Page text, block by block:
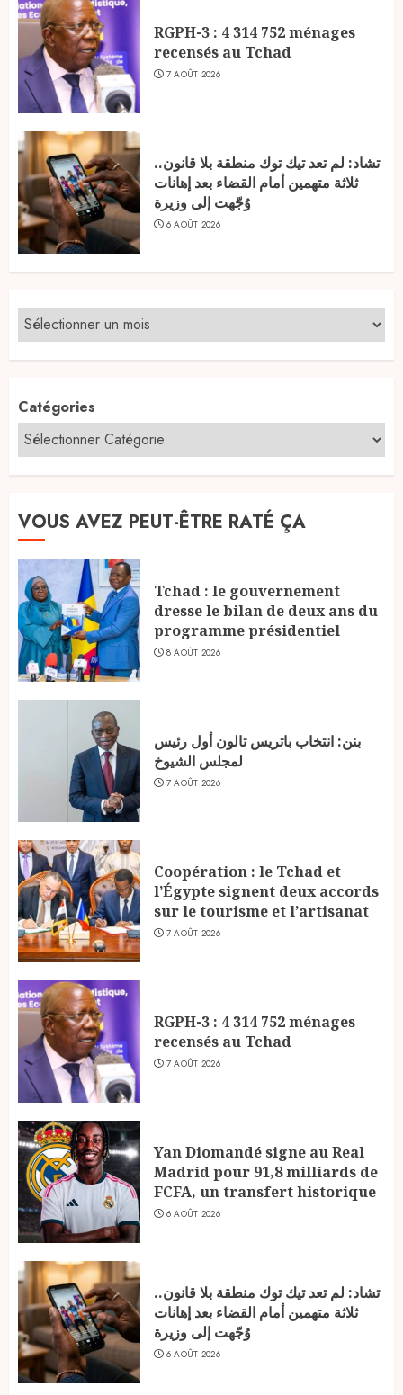
RGPH-3 : 4 314 752 ménages
recensés au Tchad
7 AOÛT 2026
تشاد: لم تعد تيك توك منطقة بلا قانون..
ثلاثة متهمين أمام القضاء بعد إهانات
وُجّهت إلى وزيرة
6 AOÛT 2026
Catégories
VOUS AVEZ PEUT-ÊTRE RATÉ ÇA
Tchad : le gouvernement
dresse le bilan de deux ans du
programme présidentiel
8 AOÛT 2026
بنن: انتخاب باتريس تالون أول رئيس
لمجلس الشيوخ
7 AOÛT 2026
Coopération : le Tchad et
l’Égypte signent deux accords
sur le tourisme et l’artisanat
7 AOÛT 2026
RGPH-3 : 4 314 752 ménages
recensés au Tchad
7 AOÛT 2026
Yan Diomandé signe au Real
Madrid pour 91,8 milliards de
FCFA, un transfert historique
6 AOÛT 2026
تشاد: لم تعد تيك توك منطقة بلا قانون..
ثلاثة متهمين أمام القضاء بعد إهانات
وُجّهت إلى وزيرة
6 AOÛT 2026